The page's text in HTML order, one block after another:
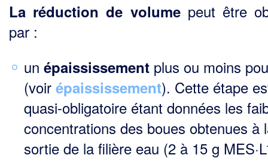
La réduction de volumepeut être
par :
un épaississement plus ou moins
(voir épaississement). Cette étape
quasi-obligatoire étant données les
concentrations des boues obtenues à
sortie de la filière eau (2 à 15 g MES·L